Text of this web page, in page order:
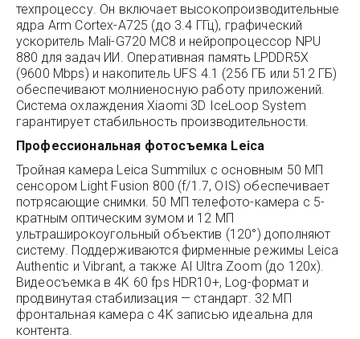
техпроцессу. Он включает высокопроизводительные
ядра Arm Cortex-A725 (до 3.4 ГГц), графический
ускоритель Mali-G720 MC8 и нейропроцессор NPU
880 для задач ИИ. Оперативная память LPDDR5X
(9600 Mbps) и накопитель UFS 4.1 (256 ГБ или 512 ГБ)
обеспечивают молниеносную работу приложений.
Система охлаждения Xiaomi 3D IceLoop System
гарантирует стабильность производительности.
Профессиональная фотосъемка Leica
Тройная камера Leica Summilux с основным 50 МП
сенсором Light Fusion 800 (f/1.7, OIS) обеспечивает
потрясающие снимки. 50 МП телефото-камера с 5-
кратным оптическим зумом и 12 МП
ультраширокоугольный объектив (120°) дополняют
систему. Поддерживаются фирменные режимы Leica
Authentic и Vibrant, а также AI Ultra Zoom (до 120x).
Видеосъемка в 4K 60 fps HDR10+, Log-формат и
продвинутая стабилизация — стандарт. 32 МП
фронтальная камера с 4K записью идеальна для
контента.